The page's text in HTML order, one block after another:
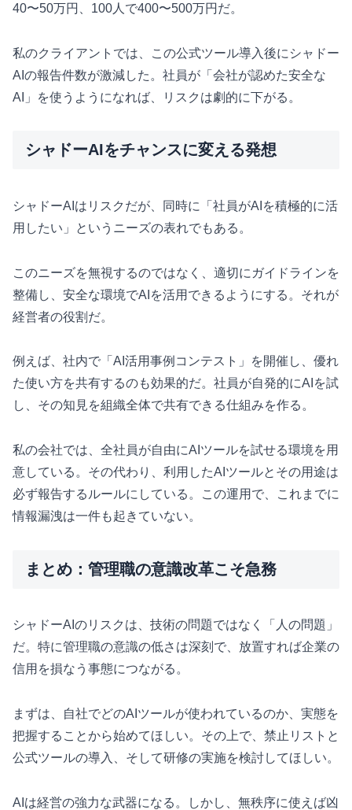
40〜50万円、100人で400〜500万円だ。
私のクライアントでは、この公式ツール導入後にシャドー
AIの報告件数が激減した。社員が「会社が認めた安全な
AI」を使うようになれば、リスクは劇的に下がる。
シャドーAIをチャンスに変える発想
シャドーAIはリスクだが、同時に「社員がAIを積極的に活
用したい」というニーズの表れでもある。
このニーズを無視するのではなく、適切にガイドラインを
整備し、安全な環境でAIを活用できるようにする。それが
経営者の役割だ。
例えば、社内で「AI活用事例コンテスト」を開催し、優れ
た使い方を共有するのも効果的だ。社員が自発的にAIを試
し、その知見を組織全体で共有できる仕組みを作る。
私の会社では、全社員が自由にAIツールを試せる環境を用
意している。その代わり、利用したAIツールとその用途は
必ず報告するルールにしている。この運用で、これまでに
情報漏洩は一件も起きていない。
まとめ：管理職の意識改革こそ急務
シャドーAIのリスクは、技術の問題ではなく「人の問題」
だ。特に管理職の意識の低さは深刻で、放置すれば企業の
信用を損なう事態につながる。
まずは、自社でどのAIツールが使われているのか、実態を
把握することから始めてほしい。その上で、禁止リストと
公式ツールの導入、そして研修の実施を検討してほしい。
AIは経営の強力な武器になる。しかし、無秩序に使えば凶